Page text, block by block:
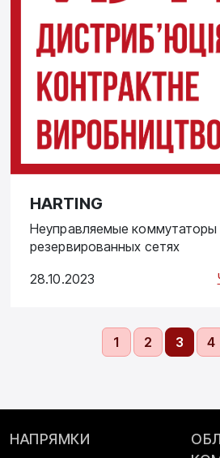
HARTING
Неуправляемые
резервированных сетях
28.10.2023
1 2 3 4
НАПРЯМКИ